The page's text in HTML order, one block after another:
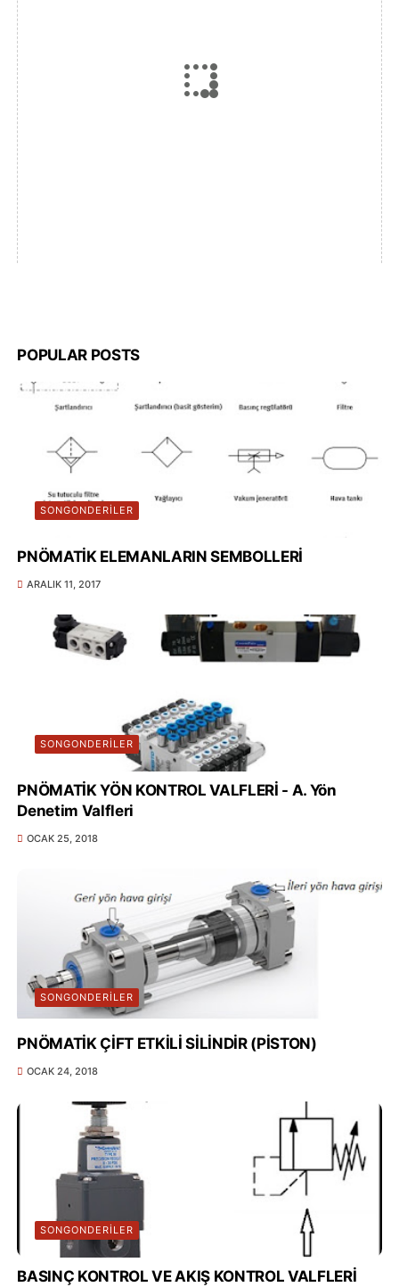
POPULAR POSTS
SONGONDERILER
PNÖMATİK ELEMANLARIN SEMBOLLERİ
ARALIK 11, 2017
SONGONDERILER
PNÖMATİK YÖN KONTROL VALFLERİ - A. Yön
Denetim Valfleri
OCAK 25, 2018
SONGONDERILER
PNÖMATİK ÇİFT ETKİLİ SİLİNDİR (PİSTON)
OCAK 24, 2018
SONGONDERILER
BASINÇ KONTROL VE AKIŞ KONTROL VALFLERİ